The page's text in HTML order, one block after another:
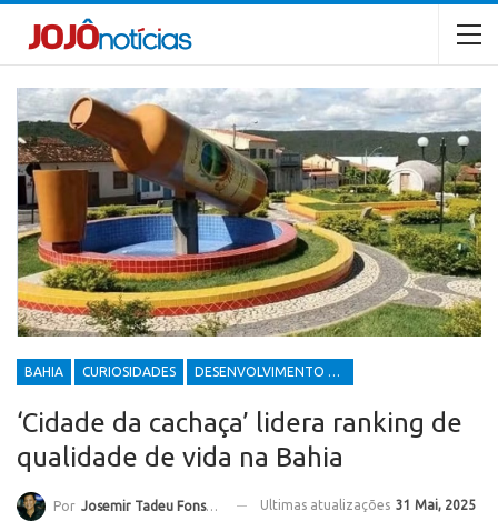
BAHIA CURIOSIDADES DESENVOLVIMENTO ECONÔMICO E SOCIAL
‘Cidade da cachaça’ lidera ranking de
qualidade de vida na Bahia
Por Josemir Tadeu Fonseca Ultimas atualizações 31 Mai, 2025